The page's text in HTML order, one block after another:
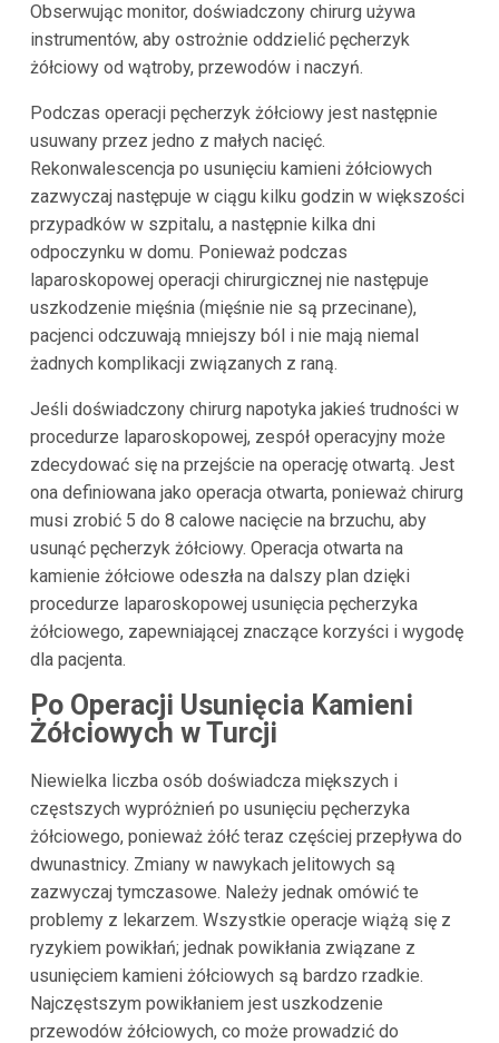
Obserwując monitor, doświadczony chirurg używa
instrumentów, aby ostrożnie oddzielić pęcherzyk
żółciowy od wątroby, przewodów i naczyń.
Podczas operacji pęcherzyk żółciowy jest następnie
usuwany przez jedno z małych nacięć.
Rekonwalescencja po usunięciu kamieni żółciowych
zazwyczaj następuje w ciągu kilku godzin w większości
przypadków w szpitalu, a następnie kilka dni
odpoczynku w domu. Ponieważ podczas
laparoskopowej operacji chirurgicznej nie następuje
uszkodzenie mięśnia (mięśnie nie są przecinane),
pacjenci odczuwają mniejszy ból i nie mają niemal
żadnych komplikacji związanych z raną.
Jeśli doświadczony chirurg napotyka jakieś trudności w
procedurze laparoskopowej, zespół operacyjny może
zdecydować się na przejście na operację otwartą. Jest
ona definiowana jako operacja otwarta, ponieważ chirurg
musi zrobić 5 do 8 calowe nacięcie na brzuchu, aby
usunąć pęcherzyk żółciowy. Operacja otwarta na
kamienie żółciowe odeszła na dalszy plan dzięki
procedurze laparoskopowej usunięcia pęcherzyka
żółciowego, zapewniającej znaczące korzyści i wygodę
dla pacjenta.
Po Operacji Usunięcia Kamieni
Żółciowych w Turcji
Niewielka liczba osób doświadcza miększych i
częstszych wypróżnień po usunięciu pęcherzyka
żółciowego, ponieważ żółć teraz częściej przepływa do
dwunastnicy. Zmiany w nawykach jelitowych są
zazwyczaj tymczasowe. Należy jednak omówić te
problemy z lekarzem. Wszystkie operacje wiążą się z
ryzykiem powikłań; jednak powikłania związane z
usunięciem kamieni żółciowych są bardzo rzadkie.
Najczęstszym powikłaniem jest uszkodzenie
przewodów żółciowych, co może prowadzić do